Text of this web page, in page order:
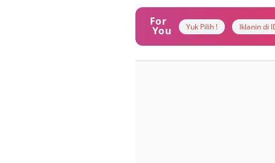
For
You Yuk Pilih ! Iklanin di